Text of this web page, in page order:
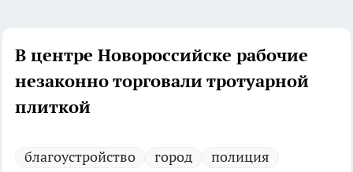
В центре Новороссийске рабочие
незаконно торговали тротуарной
плиткой
благоустройство город полиция